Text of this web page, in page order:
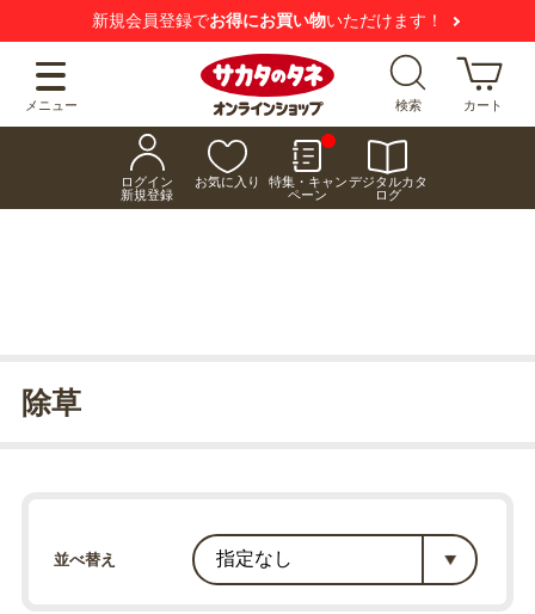
新規会員登録でお得にお買い物いただけます！
メニュー 検索 カート
ログイン
新規登録
お気に入り
特集・キャン
ペーン
デジタルカタ
ログ
除草
並べ替え